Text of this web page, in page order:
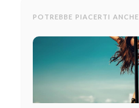
POTREBBE PIACERTI ANCHE